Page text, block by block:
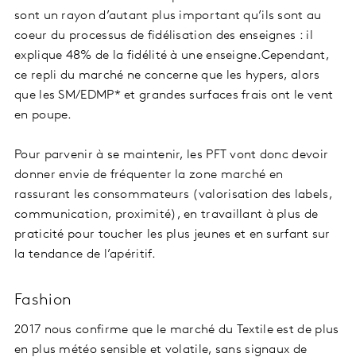
sont un rayon d’autant plus important qu’ils sont au
coeur du processus de fidélisation des enseignes : il
explique 48% de la fidélité à une enseigne.Cependant,
ce repli du marché ne concerne que les hypers, alors
que les SM/EDMP* et grandes surfaces frais ont le vent
en poupe.
Pour parvenir à se maintenir, les PFT vont donc devoir
donner envie de fréquenter la zone marché en
rassurant les consommateurs (valorisation des labels,
communication, proximité), en travaillant à plus de
praticité pour toucher les plus jeunes et en surfant sur
la tendance de l’apéritif.
Fashion
2017 nous confirme que le marché du Textile est de plus
en plus météo sensible et volatile, sans signaux de